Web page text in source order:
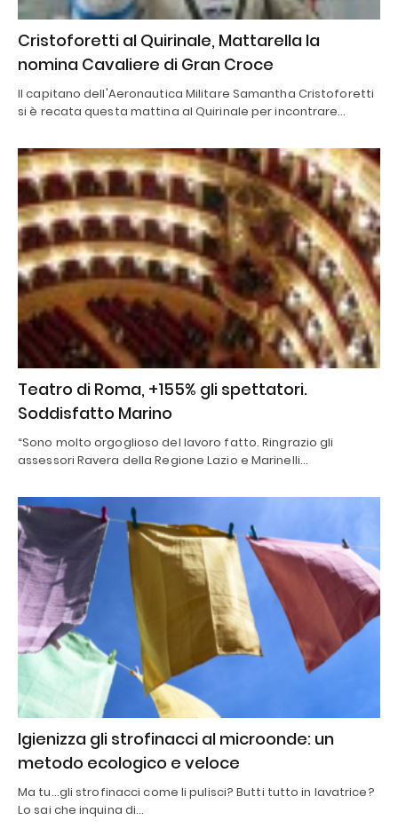
Cristoforetti al Quirinale, Mattarella la
nomina Cavaliere di Gran Croce
Il capitano dell'Aeronautica Militare Samantha Cristoforetti
si è recata questa mattina al Quirinale per incontrare…
Teatro di Roma, +155% gli spettatori.
Soddisfatto Marino
“Sono molto orgoglioso del lavoro fatto. Ringrazio gli
assessori Ravera della Regione Lazio e Marinelli…
Igienizza gli strofinacci al microonde: un
metodo ecologico e veloce
Ma tu...gli strofinacci come li pulisci? Butti tutto in lavatrice?
Lo sai che inquina di…